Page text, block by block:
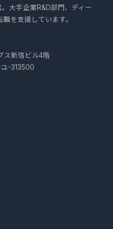
大手企業R&D部門、ディー
を支援しています。
ス新宿ビル4階
ユ-313500